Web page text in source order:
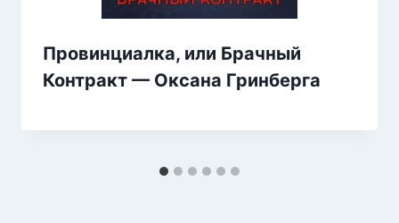
Провинциалка, или Брачный
Контракт — Оксана Гринберга